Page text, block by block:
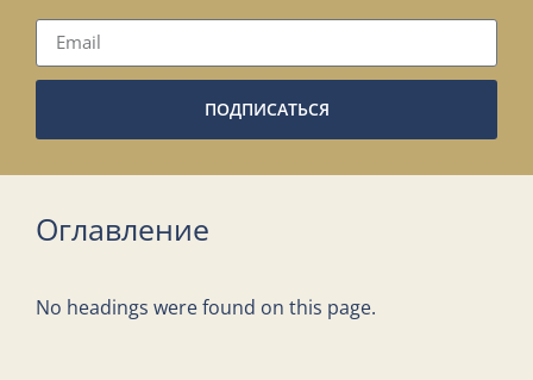
ПОДПИСАТЬСЯ
Оглавление
No headings were found on this page.